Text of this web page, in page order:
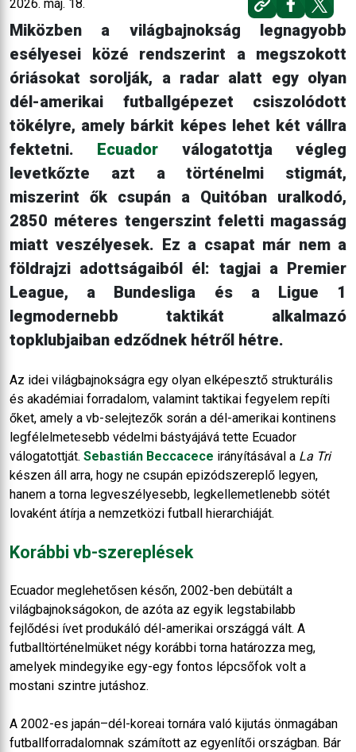
2026. máj. 18.
Miközben a világbajnokság legnagyobb
esélyesei közé rendszerint a megszokott
óriásokat sorolják, a radar alatt egy olyan
dél-amerikai futballgépezet csiszolódott
tökélyre, amely bárkit képes lehet két vállra
fektetni. Ecuador válogatottja végleg
levetkőzte azt a történelmi stigmát,
miszerint ők csupán a Quitóban uralkodó,
2850 méteres tengerszint feletti magasság
miatt veszélyesek. Ez a csapat már nem a
földrajzi adottságaiból él: tagjai a Premier
League, a Bundesliga és a Ligue 1
legmodernebb taktikát alkalmazó
topklubjaiban edződnek hétről hétre.
Az idei világbajnokságra egy olyan elképesztő strukturális
és akadémiai forradalom, valamint taktikai fegyelem repíti
őket, amely a vb-selejtezők során a dél-amerikai kontinens
legfélelmetesebb védelmi bástyájává tette Ecuador
válogatottját. Sebastián Beccacece irányításával a La Tri
készen áll arra, hogy ne csupán epizódszereplő legyen,
hanem a torna legveszélyesebb, legkellemetlenebb sötét
lovaként átírja a nemzetközi futball hierarchiáját.
Korábbi vb-szereplések
Ecuador meglehetősen későn, 2002-ben debütált a
világbajnokságokon, de azóta az egyik legstabilabb
fejlődési ívet produkáló dél-amerikai országgá vált. A
futballtörténelmüket négy korábbi torna határozza meg,
amelyek mindegyike egy-egy fontos lépcsőfok volt a
mostani szintre jutáshoz.
A 2002-es japán–dél-koreai tornára való kijutás önmagában
futballforradalomnak számított az egyenlítői országban. Bár